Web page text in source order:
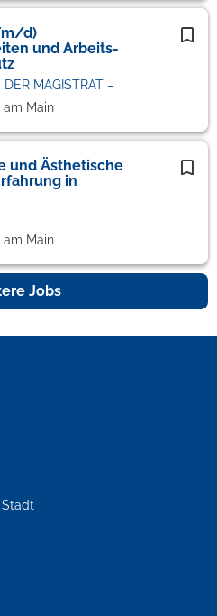
m/d)
und Arbeits-
MAGISTRAT –
am Main
und Ästhetische
in
am Main
Jobs